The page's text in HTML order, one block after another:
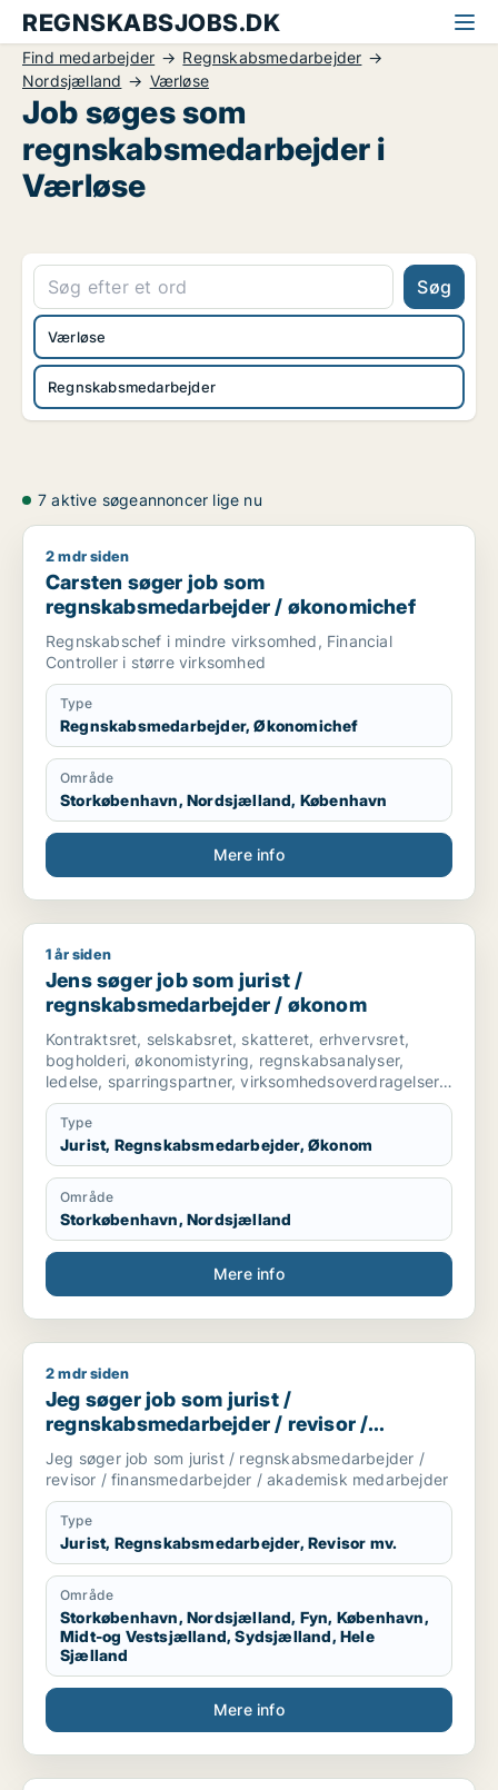
REGNSKABSJOBS.DK
Find medarbejder
Regnskabsmedarbejder
Nordsjælland
Værløse
Job søges som
regnskabsmedarbejder i
Værløse
Søg
Regnskabsmedarbejder
Værløse
7 aktive søgeannoncer lige nu
Carsten søger job som regnskabsmedarbejder /
2 mdr siden
Carsten søger job som
regnskabsmedarbejder / økonomichef
Regnskabschef i mindre virksomhed, Financial
Controller i større virksomhed
Type
Regnskabsmedarbejder, Økonomichef
Område
Storkøbenhavn, Nordsjælland, København
Mere info
Jens søger job som jurist / regnskabsmedarbejder / økonom
1 år siden
Jens søger job som jurist /
regnskabsmedarbejder / økonom
Kontraktsret, selskabsret, skatteret, erhvervsret,
bogholderi, økonomistyring, regnskabsanalyser,
ledelse, sparringspartner, virksomhedsoverdragelser,
ejendomsoverdragelser, forretningsudvikling, indkøb,
Type
Jurist, Regnskabsmedarbejder, Økonom
Område
Storkøbenhavn, Nordsjælland
Mere info
Jeg søger job som jurist / regnskabsmedarbejder / revisor
2 mdr siden
Jeg søger job som jurist /
regnskabsmedarbejder / revisor /
finansmedarbejder / akademisk
medarbejder
Jeg søger job som jurist / regnskabsmedarbejder /
revisor / finansmedarbejder / akademisk medarbejder
Type
Jurist, Regnskabsmedarbejder, Revisor mv.
Område
Storkøbenhavn, Nordsjælland, Fyn, København,
Midt-og Vestsjælland, Sydsjælland, Hele
Sjælland
Mere info